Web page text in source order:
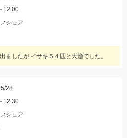
12:00
ショア
ましたが イサキ５４匹と大漁でした。
28
12:30
ショア